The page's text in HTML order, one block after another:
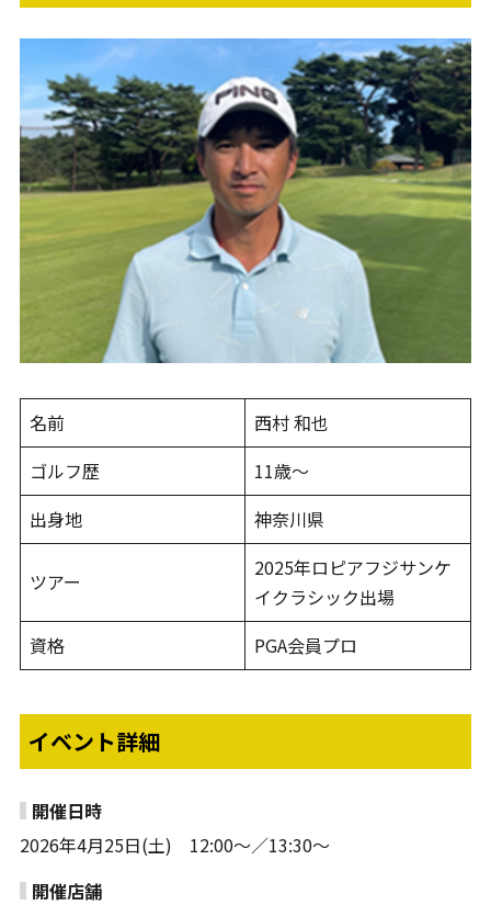
名前
西村 和也
ゴルフ歴
11歳～
出身地
神奈川県
ツアー
2025年ロピアフジサンケ
イクラシック出場
資格
PGA会員プロ
イベント詳細
開催日時
2026年4月25日(土) 12:00～／13:30～
開催店舗